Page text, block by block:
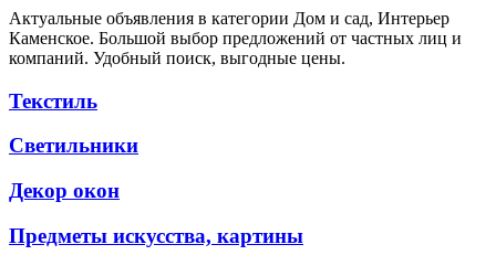
Актуальные объявления в категории Дом и сад, Интерьер
Каменское. Большой выбор предложений от частных лиц и
компаний. Удобный поиск, выгодные цены.
Текстиль
Светильники
Декор окон
Предметы искусства, картины